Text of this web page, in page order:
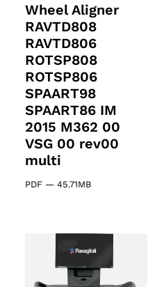
Wheel Aligner
RAVTD808
RAVTD806
ROTSP808
ROTSP806
SPAART98
SPAART86 IM
2015 M362 00
VSG 00 rev00
multi
PDF — 45.71MB